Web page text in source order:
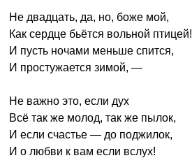
Не двадцать, да, но, боже мой,
Как сердце бьётся вольной птицей!
И пусть ночами меньше спится,
И простужается зимой, —
Не важно это, если дух
Всё так же молод, так же пылок,
И если счастье — до поджилок,
И о любви к вам если вслух!